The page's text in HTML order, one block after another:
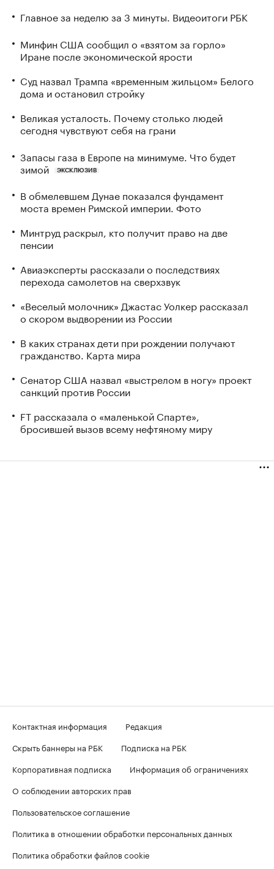
Главное за неделю за 3 минуты. Видеоитоги РБК
Минфин США сообщил о «взятом за горло»
Иране после экономической ярости
Суд назвал Трампа «временным жильцом» Белого
дома и остановил стройку
Великая усталость. Почему столько людей
сегодня чувствуют себя на грани
Запасы газа в Европе на минимуме. Что будет
зимой
ЭКСКЛЮЗИВ
В обмелевшем Дунае показался фундамент
моста времен Римской империи. Фото
Минтруд раскрыл, кто получит право на две
пенсии
Авиаэксперты рассказали о последствиях
перехода самолетов на сверхзвук
«Веселый молочник» Джастас Уолкер рассказал
о скором выдворении из России
В каких странах дети при рождении получают
гражданство. Карта мира
Сенатор США назвал «выстрелом в ногу» проект
санкций против России
FT рассказала о «маленькой Спарте»,
бросившей вызов всему нефтяному миру
Контактная информация
Редакция
Скрыть баннеры на РБК
Подписка на РБК
Корпоративная подписка
Информация об ограничениях
О соблюдении авторских прав
Пользовательское соглашение
Политика в отношении обработки персональных данных
Политика обработки файлов cookie